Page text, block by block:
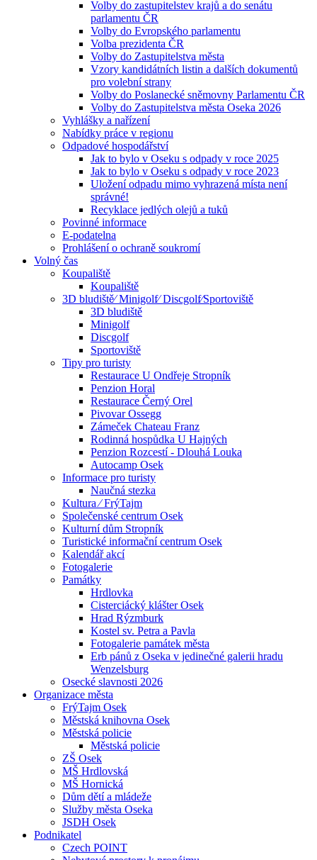
Volby do zastupitelstev krajů a do senátu
parlamentu ČR
Volby do Evropského parlamentu
Volba prezidenta ČR
Volby do Zastupitelstva města
Vzory kandidátních listin a dalších dokumentů
pro volební strany
Volby do Poslanecké sněmovny Parlamentu ČR
Volby do Zastupitelstva města Oseka 2026
Vyhlášky a nařízení
Nabídky práce v regionu
Odpadové hospodářství
Jak to bylo v Oseku s odpady v roce 2025
Jak to bylo v Oseku s odpady v roce 2023
Uložení odpadu mimo vyhrazená místa není
správné!
Recyklace jedlých olejů a tuků
Povinné informace
E-podatelna
Prohlášení o ochraně soukromí
Volný čas
Koupaliště
Koupaliště
3D bludiště⁄ Minigolf⁄ Discgolf⁄Sportoviště
3D bludiště
Minigolf
Discgolf
Sportoviště
Tipy pro turisty
Restaurace U Ondřeje Stropník
Penzion Horal
Restaurace Černý Orel
Pivovar Ossegg
Zámeček Chateau Franz
Rodinná hospůdka U Hajných
Penzion Rozcestí - Dlouhá Louka
Autocamp Osek
Informace pro turisty
Naučná stezka
Kultura ⁄ FrýTajm
Společenské centrum Osek
Kulturní dům Stropník
Turistické informační centrum Osek
Kalendář akcí
Fotogalerie
Památky
Hrdlovka
Cisterciácký klášter Osek
Hrad Rýzmburk
Kostel sv. Petra a Pavla
Fotogalerie památek města
Erb pánů z Oseka v jedinečné galerii hradu
Wenzelsburg
Osecké slavnosti 2026
Organizace města
FrýTajm Osek
Městská knihovna Osek
Městská policie
Městská policie
ZŠ Osek
MŠ Hrdlovská
MŠ Hornická
Dům dětí a mládeže
Služby města Oseka
JSDH Osek
Podnikatel
Czech POINT